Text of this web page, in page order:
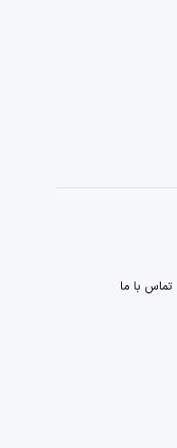
تماس با ما